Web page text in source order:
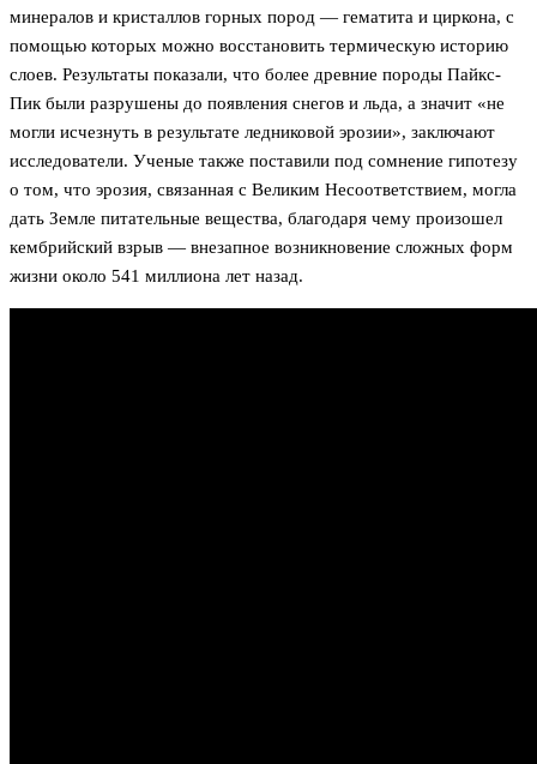
минералов и кристаллов горных пород — гематита и циркона, с
помощью которых можно восстановить термическую историю
слоев. Результаты показали, что более древние породы Пайкс-
Пик были разрушены до появления снегов и льда, а значит «не
могли исчезнуть в результате ледниковой эрозии», заключают
исследователи. Ученые также поставили под сомнение гипотезу
о том, что эрозия, связанная с Великим Несоответствием, могла
дать Земле питательные вещества, благодаря чему произошел
кембрийский взрыв — внезапное возникновение сложных форм
жизни около 541 миллиона лет назад.